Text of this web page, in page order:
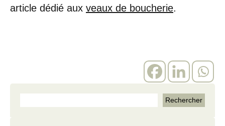
article dédié aux veaux de boucherie.